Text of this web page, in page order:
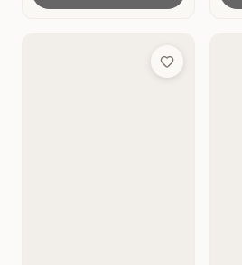
Add to Wish List